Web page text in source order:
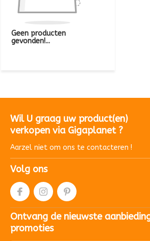
Geen producten
gevonden!...
Wil U graag uw product(en)
verkopen via Gigaplanet ?
Aarzel niet om ons te contacteren !
Volg ons
Ontvang de nieuwste
promoties